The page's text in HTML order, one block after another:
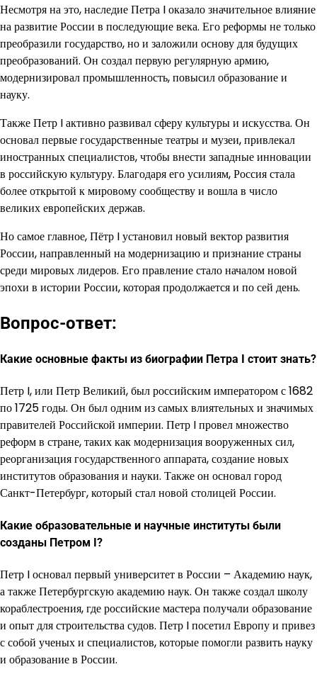
Несмотря на это, наследие Петра I оказало значительное влияние
на развитие России в последующие века. Его реформы не только
преобразили государство, но и заложили основу для будущих
преобразований. Он создал первую регулярную армию,
модернизировал промышленность, повысил образование и
науку.
Также Петр I активно развивал сферу культуры и искусства. Он
основал первые государственные театры и музеи, привлекал
иностранных специалистов, чтобы внести западные инновации
в российскую культуру. Благодаря его усилиям, Россия стала
более открытой к мировому сообществу и вошла в число
великих европейских держав.
Но самое главное, Пётр I установил новый вектор развития
России, направленный на модернизацию и признание страны
среди мировых лидеров. Его правление стало началом новой
эпохи в истории России, которая продолжается и по сей день.
Вопрос-ответ:
Какие основные факты из биографии Петра I стоит знать?
Петр I, или Петр Великий, был российским императором с 1682
по 1725 годы. Он был одним из самых влиятельных и значимых
правителей Российской империи. Петр I провел множество
реформ в стране, таких как модернизация вооруженных сил,
реорганизация государственного аппарата, создание новых
институтов образования и науки. Также он основал город
Санкт-Петербург, который стал новой столицей России.
Какие образовательные и научные институты были
созданы Петром I?
Петр I основал первый университет в России – Академию наук,
а также Петербургскую академию наук. Он также создал школу
кораблестроения, где российские мастера получали образование
и опыт для строительства судов. Петр I посетил Европу и привез
с собой ученых и специалистов, которые помогли развить науку
и образование в России.